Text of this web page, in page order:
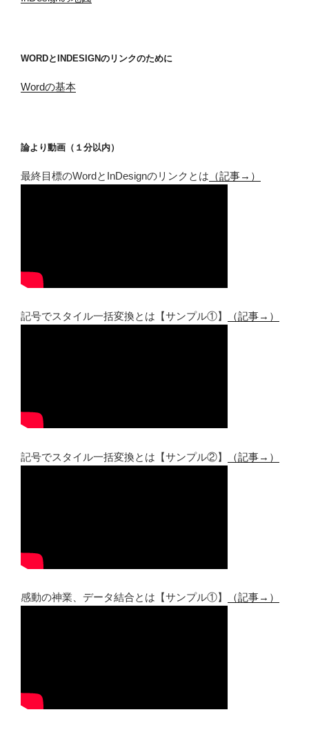
WORDとINDESIGNのリンクのために
Wordの基本
論より動画（１分以内）
最終目標のWordとInDesignのリンクとは （記事→）
記号でスタイル一括変換とは【サンプル①】 （記事→）
記号でスタイル一括変換とは【サンプル②】 （記事→）
感動の神業、データ結合とは【サンプル①】 （記事→）